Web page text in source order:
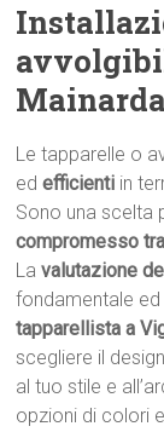
Mainarda
Le tapparelle o
edefficienti in
Sono una scelta
compromesso
Lavalutazione
fondamentale ed
tapparellista a
scegliere il
al tuo stile e
opzioni di colori